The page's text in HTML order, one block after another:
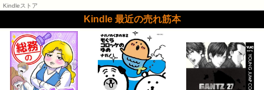
Kindleストア
Kindle 最近の売れ筋本